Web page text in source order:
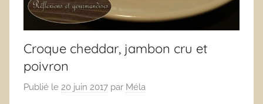
Croque cheddar, jambon cru et
poivron
Publié le 20 juin 2017 par Méla